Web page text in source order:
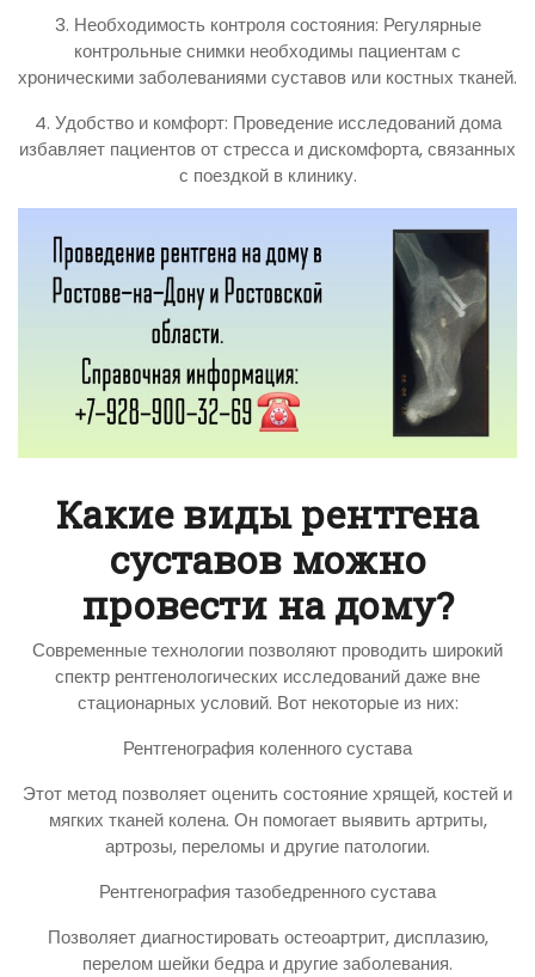
3. Необходимость контроля состояния: Регулярные
контрольные снимки необходимы пациентам с
хроническими заболеваниями суставов или костных тканей.
4. Удобство и комфорт: Проведение исследований дома
избавляет пациентов от стресса и дискомфорта, связанных
с поездкой в клинику.
Какие виды рентгена
суставов можно
провести на дому?
Современные технологии позволяют проводить широкий
спектр рентгенологических исследований даже вне
стационарных условий. Вот некоторые из них:
Рентгенография коленного сустава
Этот метод позволяет оценить состояние хрящей, костей и
мягких тканей колена. Он помогает выявить артриты,
артрозы, переломы и другие патологии.
Рентгенография тазобедренного сустава
Позволяет диагностировать остеоартрит, дисплазию,
перелом шейки бедра и другие заболевания.